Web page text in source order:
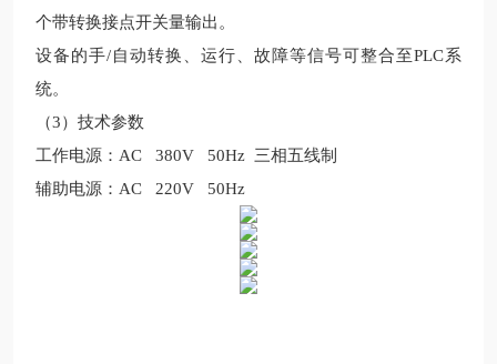
个带转换接点开关量输出。
设备的手/自动转换、运行、故障等信号可整合至PLC系
统。
（3）技术参数
工作电源： AC 380V 50Hz 三相五线制
辅助电源： AC 220V 50Hz